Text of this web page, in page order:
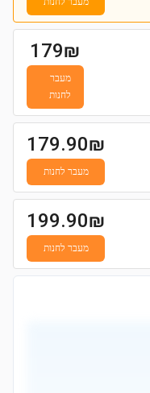
179₪
מעבר
לחנות
179.90₪
מעבר לחנות
199.90₪
מעבר לחנות